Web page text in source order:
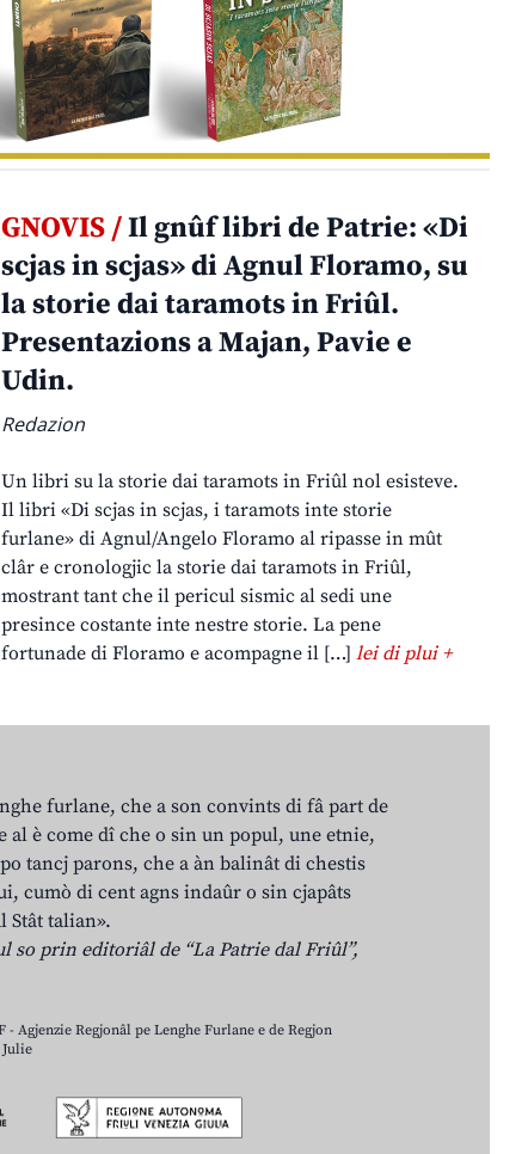
GNOVIS /Il gnûf libri de Patrie: «Di
scjas in scjas» di Agnul Floramo, su
la storie dai taramots in Friûl.
Presentazions a Majan, Pavie e
Udin.
Redazion
Un libri su la storie dai taramots in Friûl nol esisteve.
Il libri «Di scjas in scjas, i taramots inte storie
furlane» di Agnul/Angelo Floramo al ripasse in mût
clâr e cronologjic la storie dai taramots in Friûl,
mostrant tant che il pericul sismic al sedi une
presince costante inte nestre storie. La pene
fortunade di Floramo e acompagne il […]lei di plui +
furlane, che a son convints di fâ part de
al è come dî che o sin un popul, une etnie,
tancj parons, che a àn balinât di chestis
cumò di cent agns indaûr o sin cjapâts
Stât talian».
so prin editoriâl de “La Patrie dal Friûl”,
- Agjenzie Regjonâl pe Lenghe Furlane e de Regjon